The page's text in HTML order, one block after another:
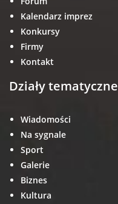
Kalendarz imprez
Konkursy
Firmy
Kontakt
Działy tematyczne
Wiadomości
Na sygnale
Sport
Galerie
Biznes
Kultura